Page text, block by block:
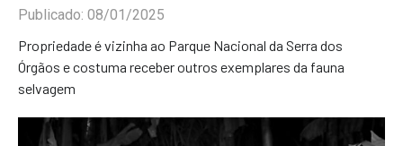
Publicado: 08/01/2025
Propriedade é vizinha ao Parque Nacional da Serra dos
Órgãos e costuma receber outros exemplares da fauna
selvagem